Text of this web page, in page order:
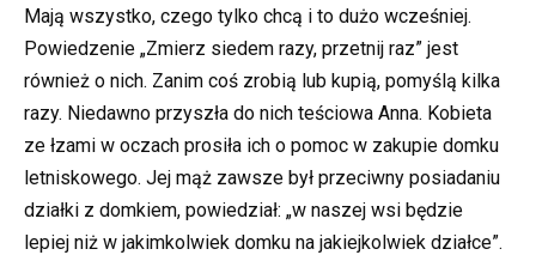
Mają wszystko, czego tylko chcą i to dużo wcześniej.
Powiedzenie „Zmierz siedem razy, przetnij raz” jest
również o nich. Zanim coś zrobią lub kupią, pomyślą kilka
razy. Niedawno przyszła do nich teściowa Anna. Kobieta
ze łzami w oczach prosiła ich o pomoc w zakupie domku
letniskowego. Jej mąż zawsze był przeciwny posiadaniu
działki z domkiem, powiedział: „w naszej wsi będzie
lepiej niż w jakimkolwiek domku na jakiejkolwiek działce”.